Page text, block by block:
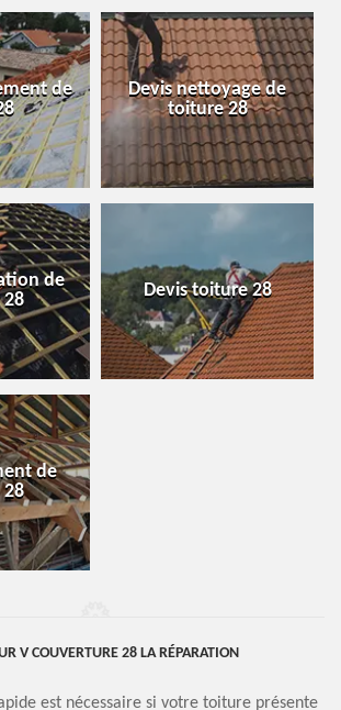
de
Devis nettoyage de
toiture 28
de
Devis toiture 28
de
V COUVERTURE 28 LA RÉPARATION
est nécessaire si votre toiture présente